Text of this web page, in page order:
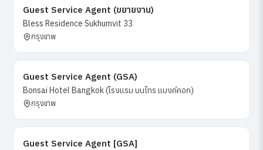
Guest Service Agent (ขยายงาน)
Bless Residence Sukhumvit 33
กรุงเทพ
Guest Service Agent (GSA)
Bonsai Hotel Bangkok (โรงแรม บนไทร แบงค์คอก)
กรุงเทพ
Guest Service Agent [GSA]